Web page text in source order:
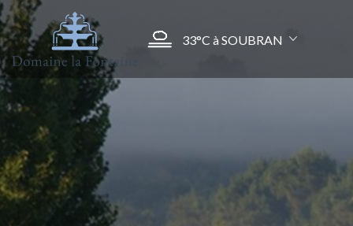
33°C à SOUBRAN